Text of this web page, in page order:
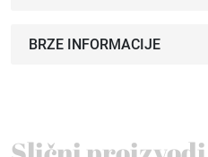
BRZE INFORMACIJE